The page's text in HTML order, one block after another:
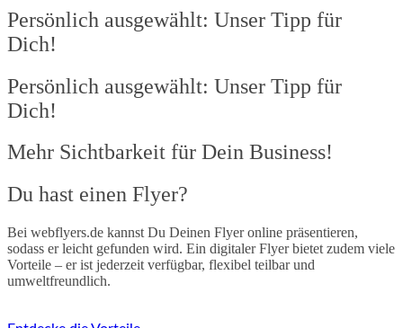
Persönlich ausgewählt: Unser Tipp für
Dich!
Persönlich ausgewählt: Unser Tipp für
Dich!
Mehr Sichtbarkeit für Dein Business!​
Du hast einen Flyer?
Bei webflyers.de kannst Du Deinen Flyer online präsentieren,
sodass er leicht gefunden wird. Ein digitaler Flyer bietet zudem viele
Vorteile – er ist jederzeit verfügbar, flexibel teilbar und
umweltfreundlich.